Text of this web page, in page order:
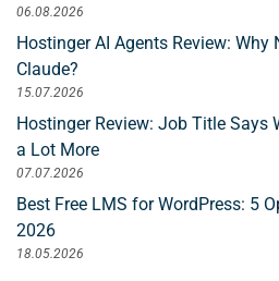
06.08.2026
Hostinger AI Agents Review: Why
Claude?
15.07.2026
Hostinger Review: Job Title Says
a Lot More
07.07.2026
Best Free LMS for WordPress: 5
2026
18.05.2026